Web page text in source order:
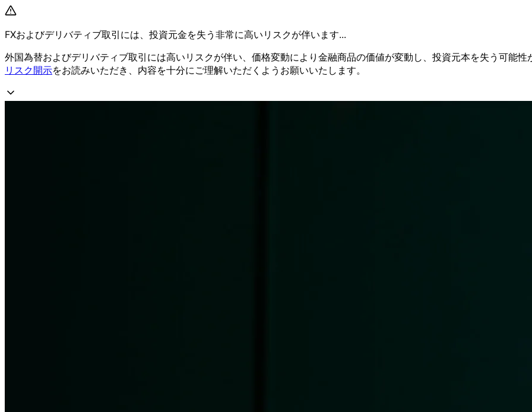
FXおよびデリバティブ取引には、 投資元金を失う 非常に高いリスクが伴います...
外国為替およびデリバティブ取引には高いリスクが伴い、 価格変動により 金融商品の価値が変動し、 投資元本を失う 可能性
リスク開示をお読みいただき、 内容を十分にご理解いただく よう お願いいたします。